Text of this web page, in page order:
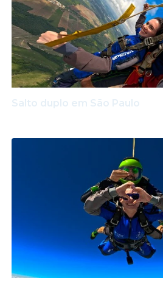
Salto duplo em São Paulo